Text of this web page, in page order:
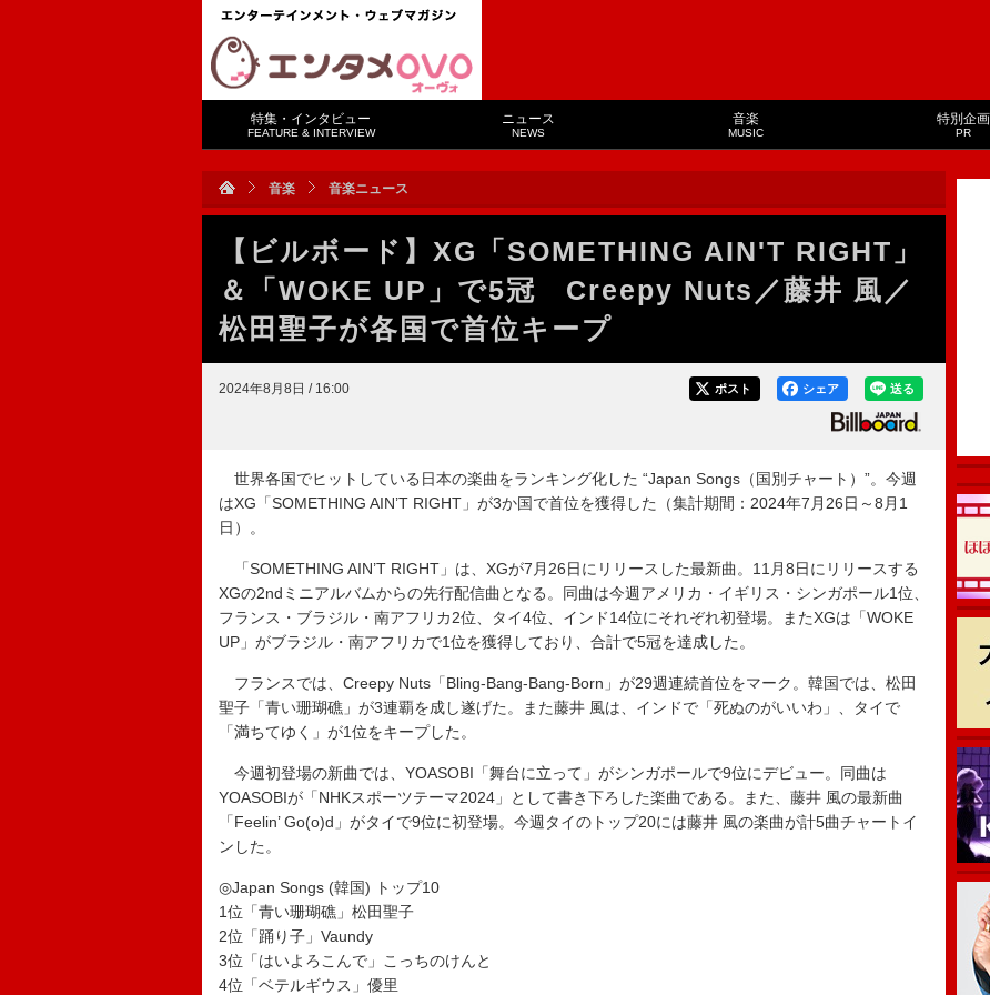
特集・インタビュー
FEATURE & INTERVIEW
ニュース
NEWS
音楽
MUSIC
特別企画
PR
音楽 音楽ニュース
【ビルボード】XG「SOMETHING AIN'T RIGHT」
＆「WOKE UP」で5冠 Creepy Nuts／藤井 風／
松田聖子が各国で首位キープ
2024年8月8日 / 16:00 送る
シェア
ポスト
世界各国でヒットしている日本の楽曲をランキング化した “Japan Songs（国別チャート）”。今週
はXG「SOMETHING AIN’T RIGHT」が3か国で首位を獲得した（集計期間：2024年7月26日～8月1
日）。
「SOMETHING AIN’T RIGHT」は、XGが7月26日にリリースした最新曲。11月8日にリリースする
XGの2ndミニアルバムからの先行配信曲となる。同曲は今週アメリカ・イギリス・シンガポール1位、
フランス・ブラジル・南アフリカ2位、タイ4位、インド14位にそれぞれ初登場。またXGは「WOKE
UP」がブラジル・南アフリカで1位を獲得しており、合計で5冠を達成した。
フランスでは、Creepy Nuts「Bling-Bang-Bang-Born」が29週連続首位をマーク。韓国では、松田
聖子「青い珊瑚礁」が3連覇を成し遂げた。また藤井 風は、インドで「死ぬのがいいわ」、タイで
「満ちてゆく」が1位をキープした。
今週初登場の新曲では、YOASOBI「舞台に立って」がシンガポールで9位にデビュー。同曲は
YOASOBIが「NHKスポーツテーマ2024」として書き下ろした楽曲である。また、藤井 風の最新曲
「Feelin’ Go(o)d」がタイで9位に初登場。今週タイのトップ20には藤井 風の楽曲が計5曲チャートイ
ンした。
◎Japan Songs (韓国) トップ10
1位「青い珊瑚礁」松田聖子
2位「踊り子」Vaundy
3位「はいよろこんで」こっちのけんと
4位「ベテルギウス」優里